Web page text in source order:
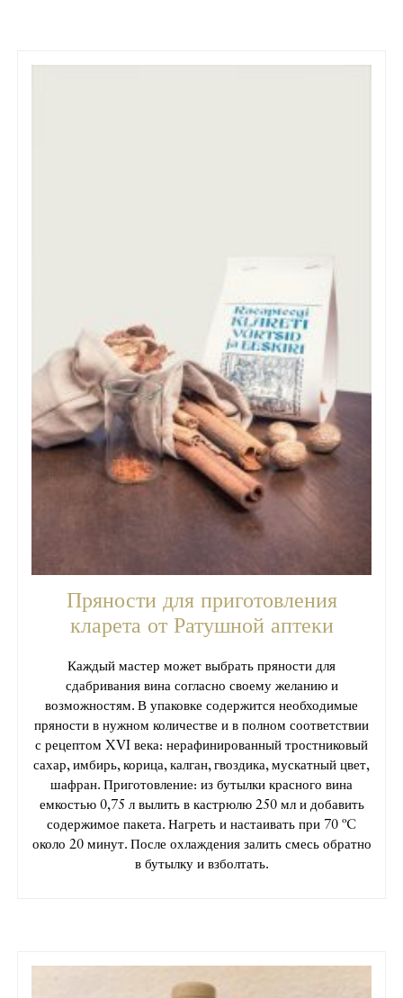
Пряности для приготовления
кларета от Ратушной аптеки
Каждый мастер может выбрать пряности для
сдабривания вина согласно своему желанию и
возможностям. В упаковке содержится необходимые
пряности в нужном количестве и в полном соответствии
с рецептом XVI века: нерафинированный тростниковый
сахар, имбирь, корица, калган, гвоздика, мускатный цвет,
шафран. Приготовление: из бутылки красного вина
емкостью 0,75 л вылить в кастрюлю 250 мл и добавить
содержимое пакета. Нагреть и настаивать при 70 ºC
около 20 минут. После охлаждения залить смесь обратно
в бутылку и взболтать.